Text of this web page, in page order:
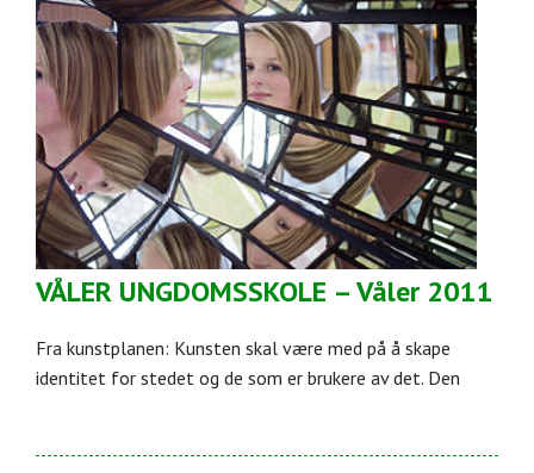
VÅLER UNGDOMSSKOLE – Våler 2011
Fra kunstplanen: Kunsten skal være med på å skape
identitet for stedet og de som er brukere av det. Den